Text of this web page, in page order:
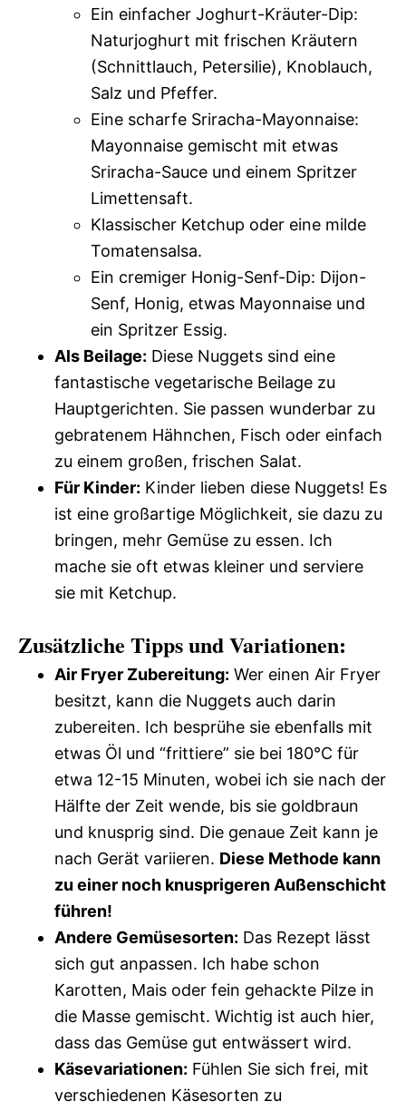
Ein einfacher Joghurt-Kräuter-Dip:
Naturjoghurt mit frischen Kräutern
(Schnittlauch, Petersilie), Knoblauch,
Salz und Pfeffer.
Eine scharfe Sriracha-Mayonnaise:
Mayonnaise gemischt mit etwas
Sriracha-Sauce und einem Spritzer
Limettensaft.
Klassischer Ketchup oder eine milde
Tomatensalsa.
Ein cremiger Honig-Senf-Dip: Dijon-
Senf, Honig, etwas Mayonnaise und
ein Spritzer Essig.
Als Beilage: Diese Nuggets sind eine
fantastische vegetarische Beilage zu
Hauptgerichten. Sie passen wunderbar zu
gebratenem Hähnchen, Fisch oder einfach
zu einem großen, frischen Salat.
Für Kinder: Kinder lieben diese Nuggets! Es
ist eine großartige Möglichkeit, sie dazu zu
bringen, mehr Gemüse zu essen. Ich
mache sie oft etwas kleiner und serviere
sie mit Ketchup.
Zusätzliche Tipps und Variationen:
Air Fryer Zubereitung: Wer einen Air Fryer
besitzt, kann die Nuggets auch darin
zubereiten. Ich besprühe sie ebenfalls mit
etwas Öl und “frittiere” sie bei 180°C für
etwa 12-15 Minuten, wobei ich sie nach der
Hälfte der Zeit wende, bis sie goldbraun
und knusprig sind. Die genaue Zeit kann je
nach Gerät variieren. Diese Methode kann
zu einer noch knusprigeren Außenschicht
führen!
Andere Gemüsesorten: Das Rezept lässt
sich gut anpassen. Ich habe schon
Karotten, Mais oder fein gehackte Pilze in
die Masse gemischt. Wichtig ist auch hier,
dass das Gemüse gut entwässert wird.
Käsevariationen: Fühlen Sie sich frei, mit
verschiedenen Käsesorten zu